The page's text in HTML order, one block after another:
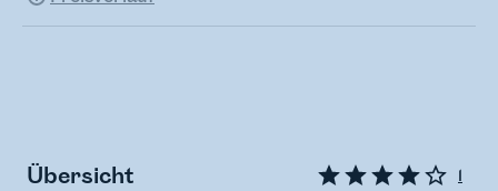
Übersicht 1